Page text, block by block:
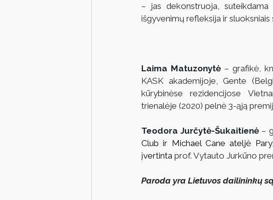
– jas dekonstruoja,
išgyvenimų refleksija ir sluoksniais
Laima Matuzonytė – grafikė,
KASK akademijoje, Gente
kūrybinėse rezidencijose
trienalėje (2020) pelnė 3-ąją
Teodora Jurčytė-Šukaitienė –
Club ir Michael Cane ateljė
įvertinta prof. Vytauto Jurkūno
Paroda yra Lietuvos dailininkų